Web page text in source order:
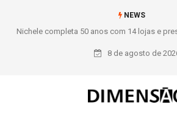
NEWS
Nichele completa 50 anos com 14 lojas e
varejistas de materiais de construção
8 de agosto de